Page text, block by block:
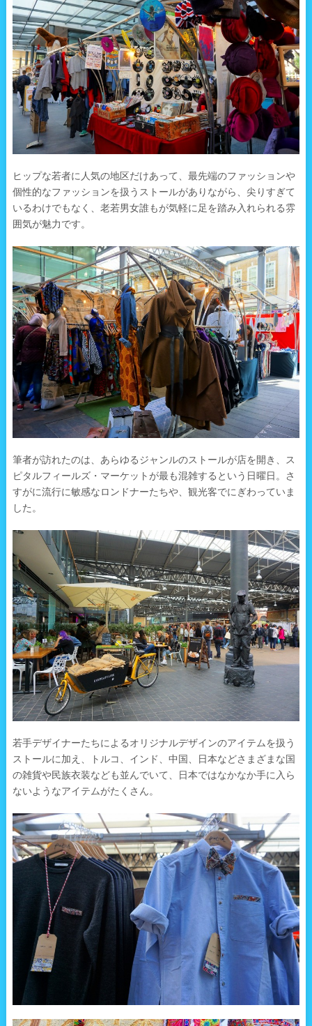
ヒップな若者に人気の地区だけあって、最先端のファッションや
個性的なファッションを扱うストールがありながら、尖りすぎて
いるわけでもなく、老若男女誰もが気軽に足を踏み入れられる雰
囲気が魅力です。
筆者が訪れたのは、あらゆるジャンルのストールが店を開き、ス
ピタルフィールズ・マーケットが最も混雑するという日曜日。さ
すがに流行に敏感なロンドナーたちや、観光客でにぎわっていま
した。
若手デザイナーたちによるオリジナルデザインのアイテムを扱う
ストールに加え、トルコ、インド、中国、日本などさまざまな国
の雑貨や民族衣装なども並んでいて、日本ではなかなか手に入ら
ないようなアイテムがたくさん。